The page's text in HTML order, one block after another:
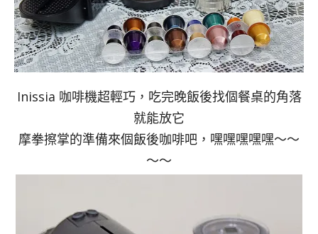
Inissia 咖啡機超輕巧，吃完晚飯後找個餐桌的角落
就能放它
摩拳擦掌的準備來個飯後咖啡吧，嘿嘿嘿嘿嘿～～
～～